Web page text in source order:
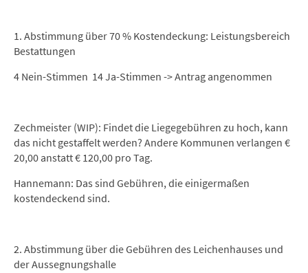
1. Abstimmung über 70 % Kostendeckung: Leistungsbereich
Bestattungen
4 Nein-Stimmen 14 Ja-Stimmen -> Antrag angenommen
Zechmeister (WIP): Findet die Liegegebühren zu hoch, kann
das nicht gestaffelt werden? Andere Kommunen verlangen €
20,00 anstatt € 120,00 pro Tag.
Hannemann: Das sind Gebühren, die einigermaßen
kostendeckend sind.
2. Abstimmung über die Gebühren des Leichenhauses und
der Aussegnungshalle